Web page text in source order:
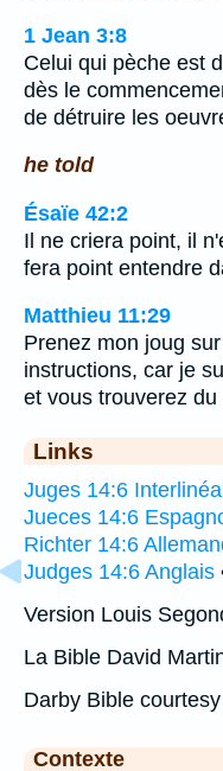
1 Jean 3:8
Celui qui pèche est
dès le
de détruire les
he told
Ésaïe 42:2
Il ne criera point, il
fera point entendre
Matthieu 11:29
Prenez mon joug
instructions, car je
et vous trouverez
Links
Juges 14:6
Jueces 14:6
Richter 14:6
Judges 14:6 Anglais
Version Louis
La Bible David
Darby Bible
Contexte